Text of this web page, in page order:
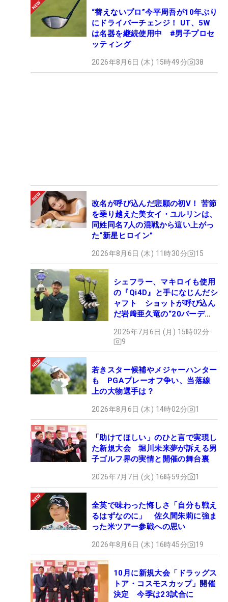
“替えないプロ”今平周吾が10年ぶり
にドライバーチェンジ！ UT、5W
は名器を継続使用中 #男子プロセ
ッティング
2026年8月6日 (木) 15時49分 38
改名が呼び込んだ悲願の初V！ 苦節
を乗り越えた美女イ・ユルリンは、
同姓同名7人の混戦から這い上がっ
た“新星ヒロイン”
2026年8月6日 (木) 11時30分 15
シェフラー、マキロイも使用
の『Qi4D』と手になじんだシ
ャフト ショットが呼び込ん
だ岩﨑亜久竜の“20バーデ
2026年7月6日 (月) 15時02分
9
若きスター候補やメジャーハンター
も PGAプレーオフ争い、当落線
上の大物選手は？
2026年8月6日 (木) 14時02分 1
「助けてほしい」のひと言で実現し
た新規大会 堀川未来夢が訴える男
子ゴルフ界の実情と開催の舞台裏
2026年7月7日 (火) 16時59分 1
全英で味わった悔しさ「自分も戦え
るはずなのに」 佐久間朱莉に強ま
った米ツアー参戦への思い
2026年8月6日 (木) 16時45分 19
10月に新規大会「ドラッグス
トア・コスモスカップ」開催
決定 今季は23試合に